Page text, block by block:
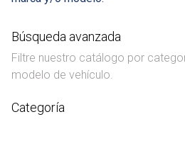
Búsqueda avanzada
Filtre nuestro catálogo por
modelo de vehículo.
Categoría